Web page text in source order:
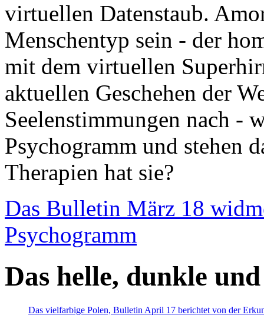
virtuellen Datenstaub.
Menschentyp sein - der
mit dem virtuellen
aktuellen Geschehen der
Seelenstimmungen nach -
Psychogramm und stehen
Therapien hat sie?
Das Bulletin März 18
Psychogramm
Das helle, dunkle
Das vielfarbige Polen, Bulletin April 17 berichtet von der